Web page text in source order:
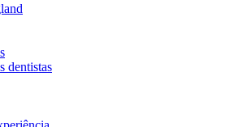
dentistas